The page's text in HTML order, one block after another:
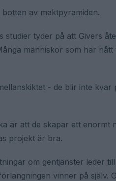
av maktpyramiden.
studier tyder på att Givers
människor som har
- de blir inte
är att de skapar ett
projekt är bra.
om gentjänster leder
vinner på själv.